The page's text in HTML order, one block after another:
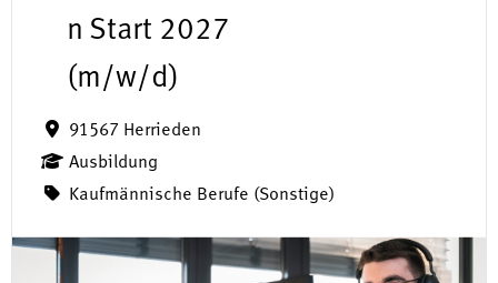
n Start 2027
(m/w/d)
91567 Herrieden
Ausbildung
Kaufmännische Berufe (Sonstige)